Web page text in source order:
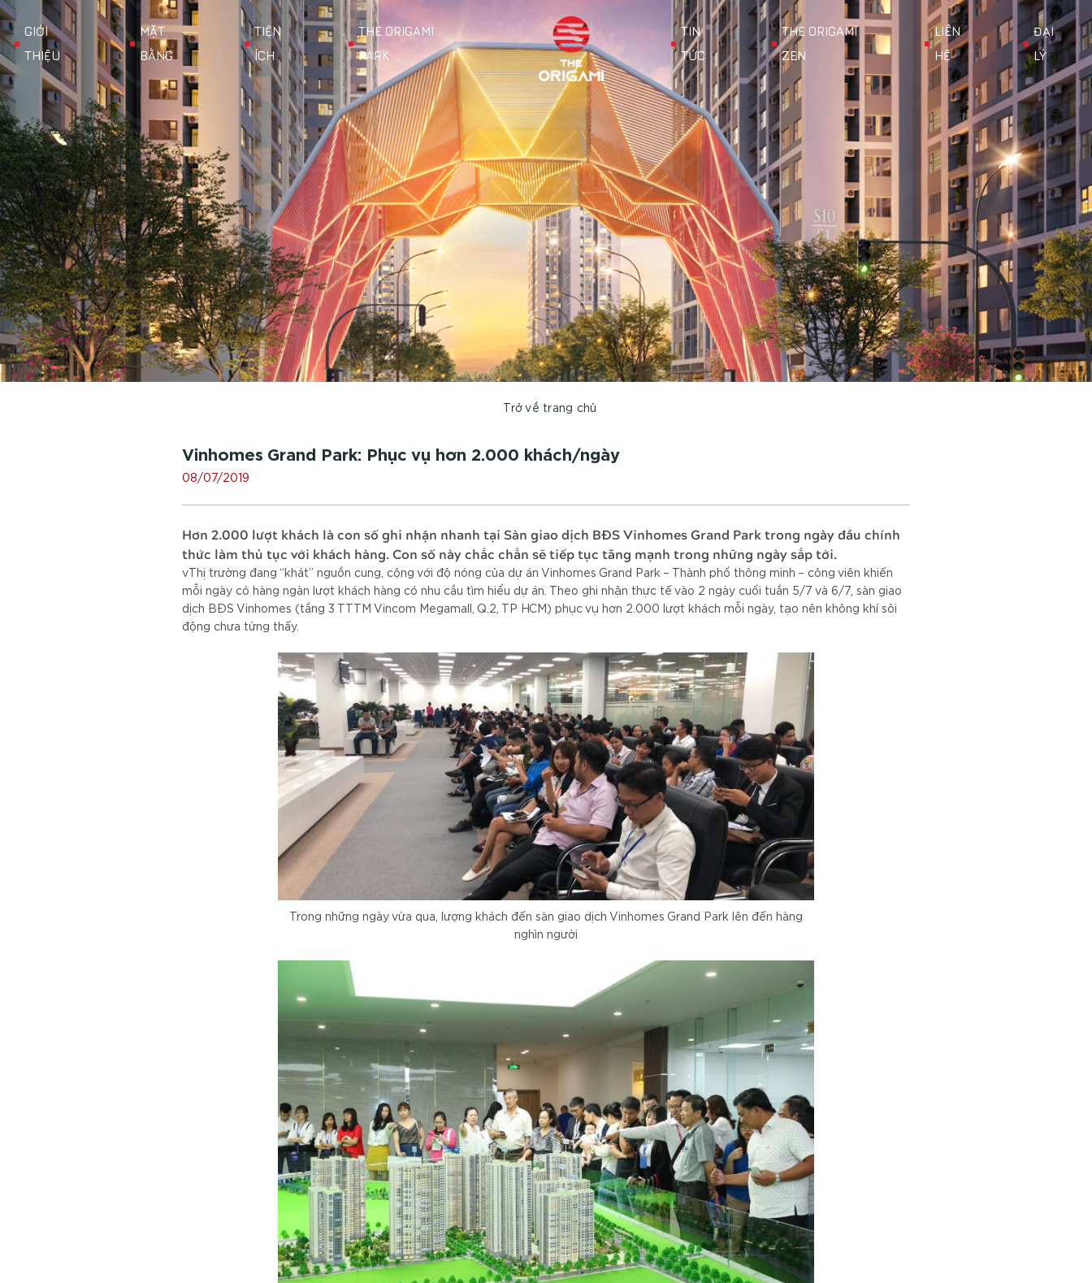
GIỚI
THIỆU
MẶT
BẰNG
TIỆN
ÍCH
THE ORIGAMI
PARK
TIN
TỨC
THE ORIGAMI
ZEN
LIÊN
HỆ
ĐẠI
LÝ
Trở về trang chủ
Vinhomes Grand Park: Phục vụ hơn 2.000 khách/ngày
08/07/2019
Hơn 2.000 lượt khách là con số ghi nhận nhanh tại Sàn giao dịch BĐS Vinhomes Grand Park trong ngày đầu chính
thức làm thủ tục với khách hàng. Con số này chắc chắn sẽ tiếp tục tăng mạnh trong những ngày sắp tới.
vThị trường đang “khát” nguồn cung, cộng với độ nóng của dự án Vinhomes Grand Park – Thành phố thông minh – công viên khiến
mỗi ngày có hàng ngàn lượt khách hàng có nhu cầu tìm hiểu dự án. Theo ghi nhận thực tế vào 2 ngày cuối tuần 5/7 và 6/7, sàn giao
dịch BĐS Vinhomes (tầng 3 TTTM Vincom Megamall, Q.2, TP HCM) phục vụ hơn 2.000 lượt khách mỗi ngày, tạo nên không khí sôi
động chưa từng thấy.
Trong những ngày vừa qua, lượng khách đến sàn giao dịch Vinhomes Grand Park lên đến hàng
nghìn người